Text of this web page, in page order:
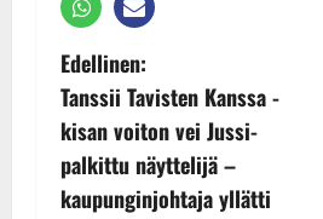
P
o
s
Edellinen:
Tanssii Tavisten Kanssa -
kisan voiton vei Jussi-
palkittu näyttelijä –
kaupunginjohtaja yllätti